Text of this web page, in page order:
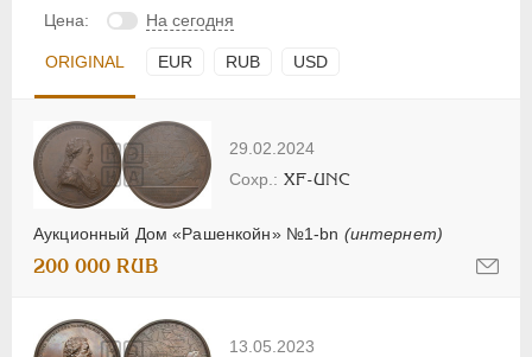
Цена: На сегодня
ORIGINAL EUR RUB USD
29.02.2024
Аукционный Дом «Рашенкойн» №1-bn (интернет)
XF-UNC
200 000 RUB
13.05.2023